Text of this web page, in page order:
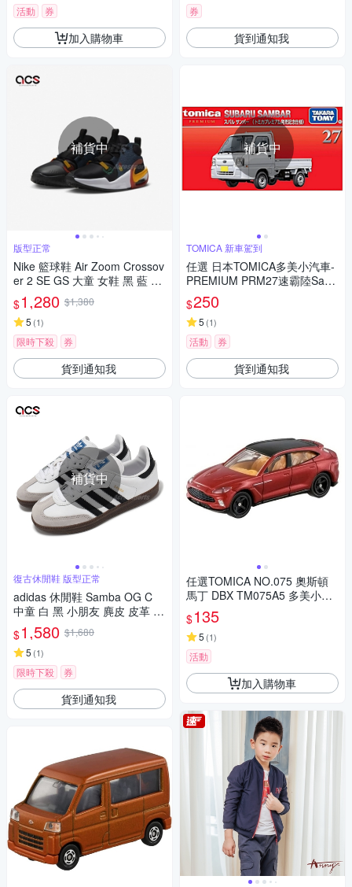
活動 券
加入購物車
補貨中
版型正常
Nike 籃球鞋 Air Zoom Crossov
er 2 SE GS 大童 女鞋 黑 藍 氣
墊 運動鞋 FQ7370-001
$1,280 $1,380
5 (1)
限時下殺 券
貨到通知我
補貨中
復古休閒鞋 版型正常
adidas 休閒鞋 Samba OG C
中童 白 黑 小朋友 麂皮 皮革 德
訓鞋 愛迪達 IE3677
$1,580 $1,680
5 (1)
限時下殺 券
貨到通知我
券
貨到通知我
補貨中
TOMICA 新車駕到
任選 日本TOMICA多美小汽車-
PREMIUM PRM27速霸陸Sam
ber 初回 TM95571
$250
5 (1)
活動 券
貨到通知我
任選TOMICA NO.075 奧斯頓
馬丁 DBX TM075A5 多美小汽
車
$135
5 (1)
活動
加入購物車